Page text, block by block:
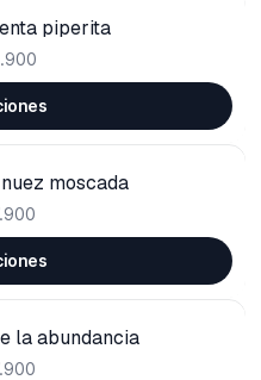
piperita
moscada
la abundancia